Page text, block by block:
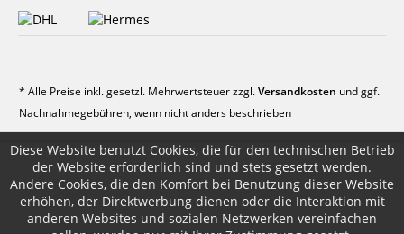
* Alle Preise inkl. gesetzl. Mehrwertsteuer zzgl.Versandkosten und ggf.
Nachnahmegebühren, wenn nicht anders beschrieben
Diese Website benutzt Cookies, die für den technischen Betrieb
der Website erforderlich sind und stets gesetzt werden.
Andere Cookies, die den Komfort bei Benutzung dieser Website
erhöhen, der Direktwerbung dienen oder die Interaktion mit
anderen Websites und sozialen Netzwerken vereinfachen